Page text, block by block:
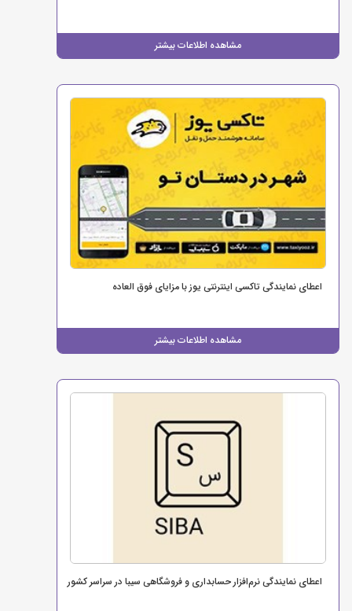
مشاهده اطلاعات بیشتر
اعطای نمایندگی تاکسی اینترنتی یوز با مزایای فوق العاده
مشاهده اطلاعات بیشتر
اعطای نمایندگی نرم‌افزار حسابداری و فروشگاهی سیبا در سراسر کشور